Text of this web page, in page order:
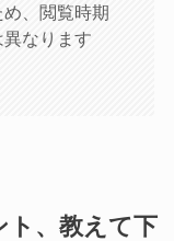
、閲覧時期
なります
ト、教えて下